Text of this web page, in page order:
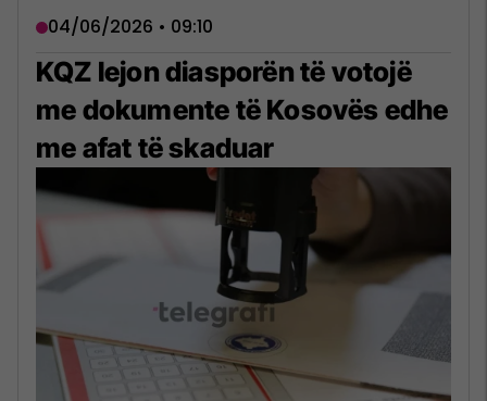
04/06/2026 • 09:10
KQZ lejon diasporën të votojë
me dokumente të Kosovës edhe
me afat të skaduar